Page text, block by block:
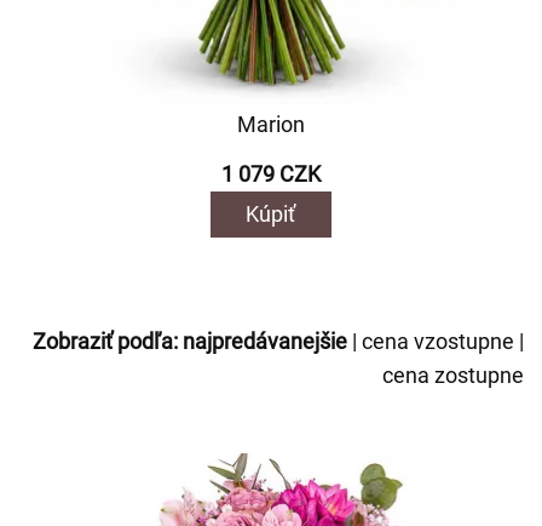
Marion
1 079 CZK
Kúpiť
Zobraziť podľa: najpredávanejšie | cena vzostupne |
cena zostupne